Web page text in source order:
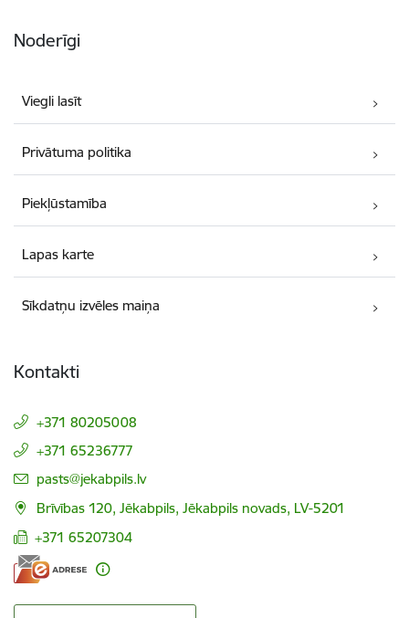
Noderīgi
Viegli lasīt
Privātuma politika
Piekļūstamība
Lapas karte
Sīkdatņu izvēles maiņa
Kontakti
+371 80205008
+371 65236777
E-pasts:
pasts@jekabpils.lv
Brīvības 120, Jēkabpils, Jēkabpils novads, LV-5201
+371 65207304